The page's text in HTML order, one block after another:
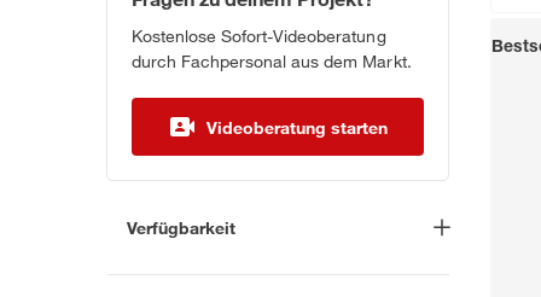
Kostenlose Sofort-Videoberatung
durch Fachpersonal aus dem Markt.
Videoberatung starten
Verfügbarkeit
Lieferung nach Hause (11)